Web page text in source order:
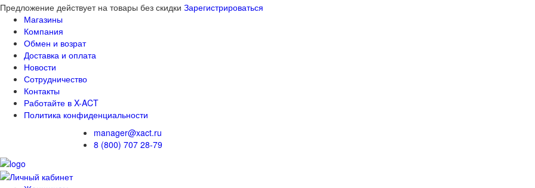
Предложение действует на товары без скидки Зарегистрироваться
Магазины
Компания
Обмен и возрат
Доставка и оплата
Новости
Сотрудничество
Контакты
Работайте в X-ACT
Политика конфиденциальности
manager@xact.ru
8 (800) 707 28-79